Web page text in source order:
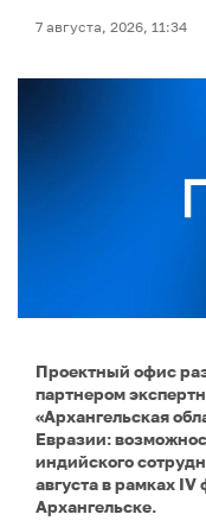
7 августа, 2026, 11:34
Проектный офис
партнером
«Архангельская
Евразии:
индийского
августа в рамках
Архангельске.